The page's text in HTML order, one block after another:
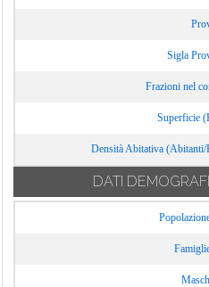
Sigla
Frazioni nel
Superficie
Densità Abitativa
DATI